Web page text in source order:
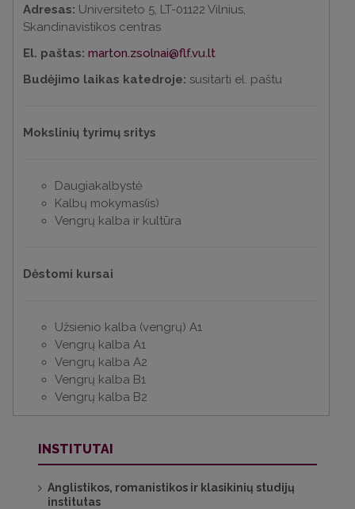
Adresas: Universiteto 5, LT-01122 Vilnius,
Skandinavistikos centras
El. paštas: marton.zsolnai@flf.vu.lt
Budėjimo laikas katedroje: susitarti el. paštu
Mokslinių tyrimų sritys
Daugiakalbystė
Kalbų mokymas(is)
Vengrų kalba ir kultūra
Dėstomi kursai
Užsienio kalba (vengrų) A1
Vengrų kalba A1
Vengrų kalba A2
Vengrų kalba B1
Vengrų kalba B2
INSTITUTAI
Anglistikos, romanistikos ir klasikinių studijų
institutas